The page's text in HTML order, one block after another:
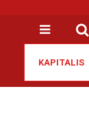
KAPITALIS